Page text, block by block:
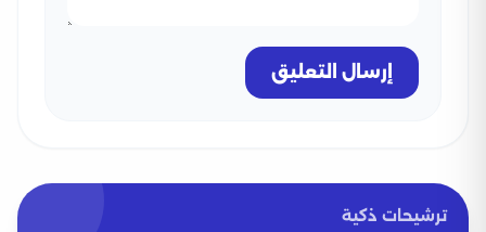
إرسال التعليق
ترشيحات ذكية